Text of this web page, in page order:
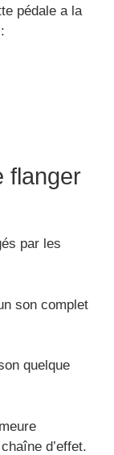
pédale a la
flanger
par les
son complet
quelque
d’effet.